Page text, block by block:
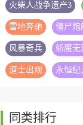
火柴人战争遗产3
雪地奔驰 僵尸炮
风暴奇兵 斩魔无
道士出观 永恒纪
同类排行